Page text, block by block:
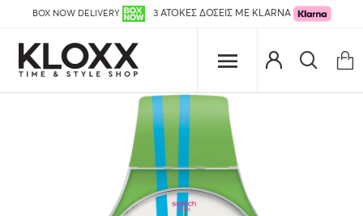
BOX NOW DELIVERY 3 ΑΤΟΚΕΣ ΔΟΣΕΙΣ ΜΕ KLARNA